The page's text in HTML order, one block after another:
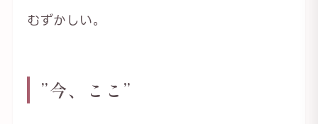
むずかしい。
”今、ここ”